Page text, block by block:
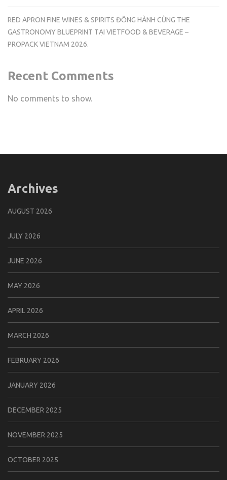
RED APRON FINE WINES & SPIRITS ĐỒNG HÀNH CÙNG THE
GASTRONOMY BLUEPRINT TẠI VIETFOOD & BEVERAGE –
PROPACK VIETNAM 2026.
Recent Comments
No comments to show.
Archives
AUGUST 2026
JULY 2026
JUNE 2026
MAY 2026
APRIL 2026
MARCH 2026
FEBRUARY 2026
JANUARY 2026
DECEMBER 2025
NOVEMBER 2025
OCTOBER 2025